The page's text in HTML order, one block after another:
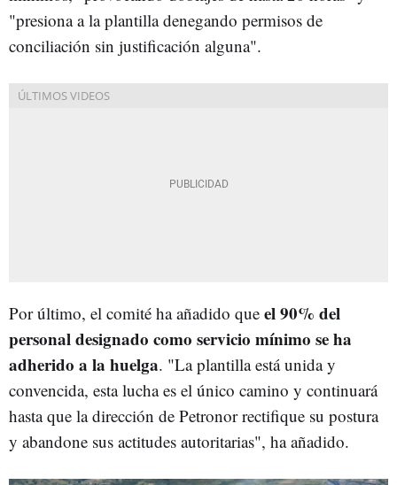
"presiona a la plantilla denegando permisos de
conciliación sin justificación alguna".
Por último, el comité ha añadido que el 90% del
personal designado como servicio mínimo se ha
adherido a la huelga. "La plantilla está unida y
convencida, esta lucha es el único camino y continuará
hasta que la dirección de Petronor rectifique su postura
y abandone sus actitudes autoritarias", ha añadido.